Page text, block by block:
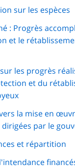
de
page
sur les espèces
: Progrès
et le
les progrès
et du
la mise en
dirigées par le
et répartition